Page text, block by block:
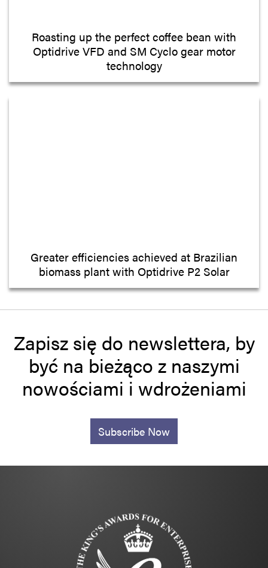
Roasting up the perfect coffee bean with
Optidrive VFD and SM Cyclo gear motor
technology
Greater efficiencies achieved at Brazilian
biomass plant with Optidrive P2 Solar
Zapisz się do newslettera, by
być na bieżąco z naszymi
nowościami i wdrożeniami
Subscribe Now